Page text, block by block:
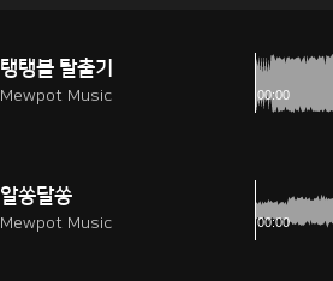
탱탱볼 탈출기
Mewpot Music
알쏭달쏭
Mewpot Music